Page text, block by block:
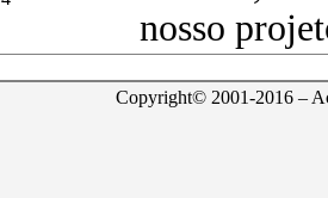
nosso
Copyright© 2001-2016 –